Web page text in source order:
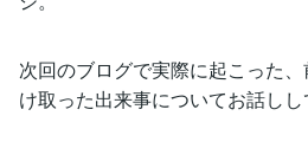
次回のブログで実際に起こった
け取った出来事についてお話しし